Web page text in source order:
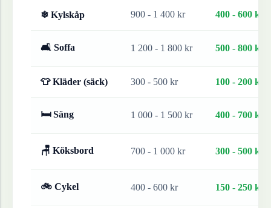
❄ Kylskåp 900 - 1 400 kr 400 - 600 kr
🛋 Soffa 1 200 - 1 800 kr 500 - 800 kr
👕 Kläder (säck) 300 - 500 kr 100 - 200 kr
🛏 Säng 1 000 - 1 500 kr 400 - 700 kr
🪑 Köksbord 700 - 1 000 kr 300 - 500 kr
🚲 Cykel 400 - 600 kr 150 - 250 kr